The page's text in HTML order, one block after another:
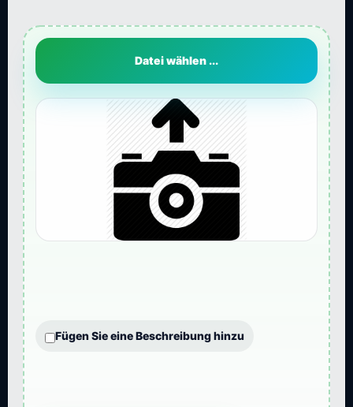
Datei wählen ...
Fügen Sie eine Beschreibung hinzu